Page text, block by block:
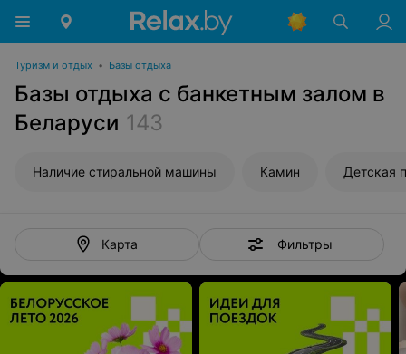
Туризм и отдых • Базы отдыха
Базы отдыха с банкетным залом в
Беларуси 143
Наличие стиральной машины Камин Детская
Карта Фильтры